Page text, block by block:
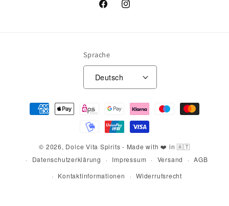
FacebookInstagram
Sprache
Deutsch
Zahlungsmethoden
© 2026, Dolce Vita Spirits - Made with ❤️ in 🇦🇹
Datenschutzerklärung
Impressum Versand
AGB
Kontaktinformationen
Widerrufsrecht